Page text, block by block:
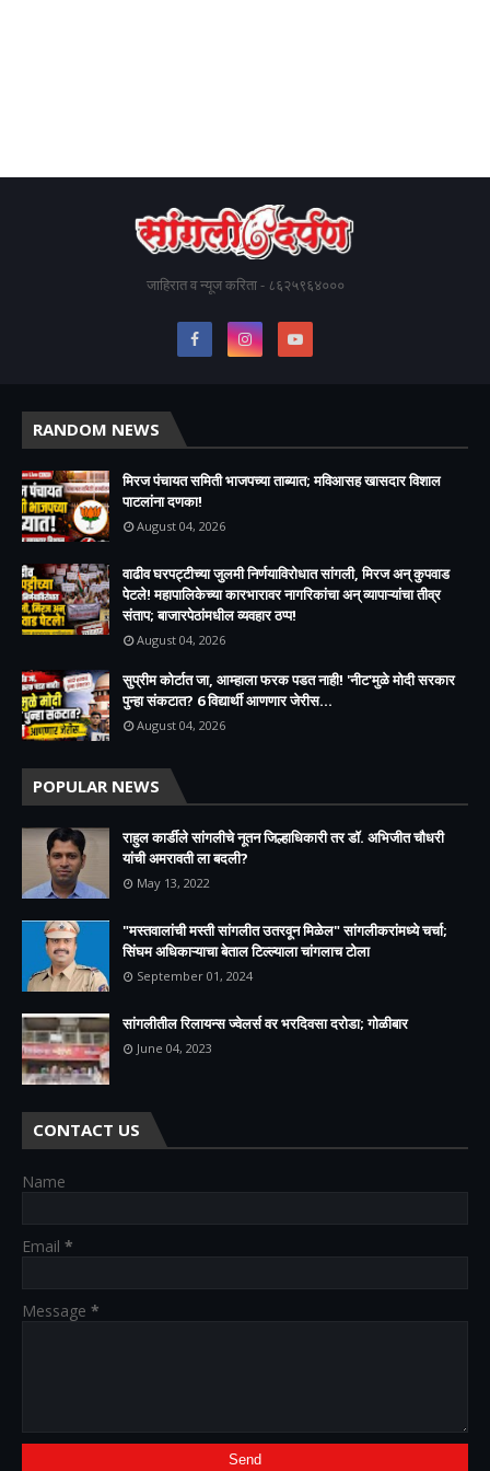
जाहिरात व न्यूज करिता - ८६२५९६४०००
RANDOM NEWS
मिरज पंचायत समिती भाजपच्या ताब्यात; मविआसह खासदार विशाल
पाटलांना दणका!
August 04, 2026
वाढीव घरपट्टीच्या जुलमी निर्णयाविरोधात सांगली, मिरज अन् कुपवाड
पेटले! महापालिकेच्या कारभारावर नागरिकांचा अन् व्यापाऱ्यांचा तीव्र
संताप; बाजारपेठांमधील व्यवहार ठप्प!​
August 04, 2026
सुप्रीम कोर्टात जा, आम्हाला फरक पडत नाही! 'नीट'मुळे मोदी सरकार
पुन्हा संकटात? 6 विद्यार्थी आणणार जेरीस...
August 04, 2026
POPULAR NEWS
राहुल कार्डीले सांगलीचे नूतन जिल्हाधिकारी तर डॉ. अभिजीत चौधरी
यांची अमरावती ला बदली?
May 13, 2022
"मस्तवालांची मस्ती सांगलीत उतरवून मिळेल" सांगलीकरांमध्ये चर्चा;
सिंघम अधिकाऱ्याचा बेताल टिल्ल्याला चांगलाच टोला
September 01, 2024
सांगलीतील रिलायन्स ज्वेलर्स वर भरदिवसा दरोडा; गोळीबार
June 04, 2023
CONTACT US
Name
Email *
Message *